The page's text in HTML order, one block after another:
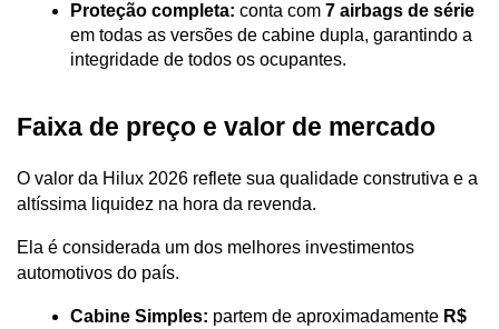
Proteção completa: conta com 7 airbags de série
em todas as versões de cabine dupla, garantindo a
integridade de todos os ocupantes.
Faixa de preço e valor de mercado
O valor da Hilux 2026 reflete sua qualidade construtiva e a
altíssima liquidez na hora da revenda.
Ela é considerada um dos melhores investimentos
automotivos do país.
Cabine Simples: partem de aproximadamente R$